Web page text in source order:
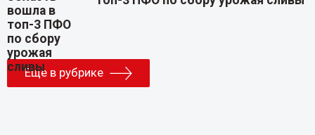
Еще в рубрике